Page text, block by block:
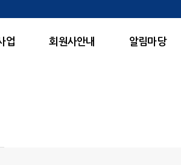
업 회원사안내 알림마당